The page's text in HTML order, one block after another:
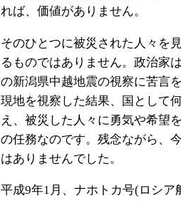
れば、価値がありません。
そのひとつに被災された人々を
るものではありません。政治家
の新潟県中越地震の視察に苦言
現地を視察した結果、国として
え、被災した人々に勇気や希望
の任務なのです。残念ながら、
はありませんでした。
平成9年1月、ナホトカ号(ロシ